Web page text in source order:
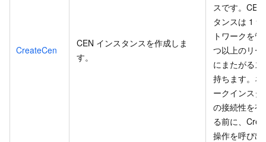
CreateCen
CEN インスタンスを作成しま
す。
スです。
タンスは 1
トワークを
つ以上のリー
にまたがるス
持ちます。ネ
ークインスタ
の接続性を有
る前に、
操作を呼び出